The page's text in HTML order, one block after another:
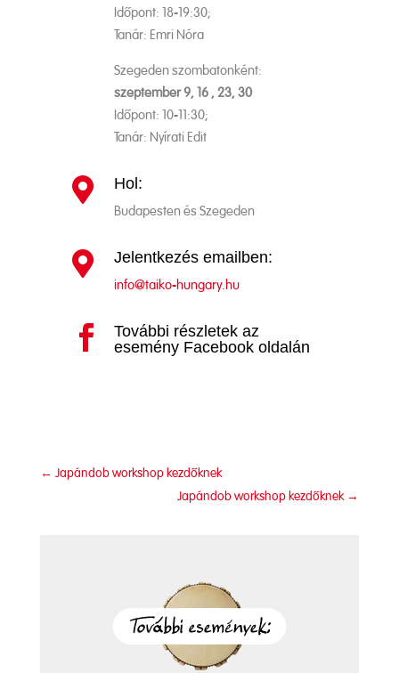
Időpont: 18-19:30;
Tanár: Emri Nóra
Szegeden szombatonként:
szeptember 9, 16 , 23, 30
Időpont: 10-11:30;
Tanár: Nyírati Edit
 Hol:
Budapesten és Szegeden
 Jelentkezés emailben:
info@taiko‐hungary.hu

További részletek az
esemény Facebook oldalán
← Japándob workshop kezdőknek
Japándob workshop kezdőknek→